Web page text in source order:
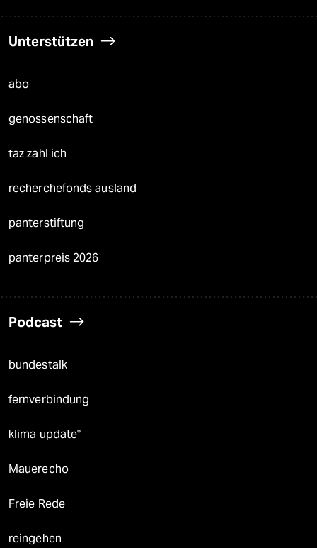
Unterstützen
abo
genossenschaft
taz zahl ich
recherchefonds ausland
panterstiftung
panterpreis 2026
Podcast
bundestalk
fernverbindung
klima update°
Mauerecho
Freie Rede
reingehen